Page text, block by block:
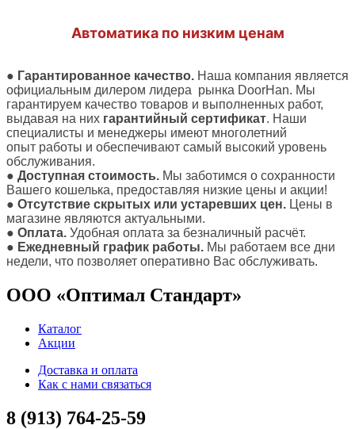
Автоматика по низким ценам
● Гарантированное качество. Наша компания является
официальным дилером лидера рынка DoorHan. Мы
гарантируем качество товаров и выполненных работ,
выдавая на них гарантийный сертификат. Наши
специалисты и менеджеры имеют многолетний
опыт работы и обеспечивают самый высокий уровень
обслуживания.
● Доступная стоимость. Мы заботимся о сохранности
Вашего кошелька, предоставляя низкие цены и акции!
● Отсутствие скрытых или устаревших цен. Цены в
магазине являются актуальными.
● Оплата. Удобная оплата за безналичный расчёт.
● Ежедневный график работы. Мы работаем все дни
недели, что позволяет оперативно Вас обслуживать.
ООО «Оптимал Стандарт»
Каталог
Акции
Доставка и оплата
Как с нами связаться
8 (913) 764-25-59